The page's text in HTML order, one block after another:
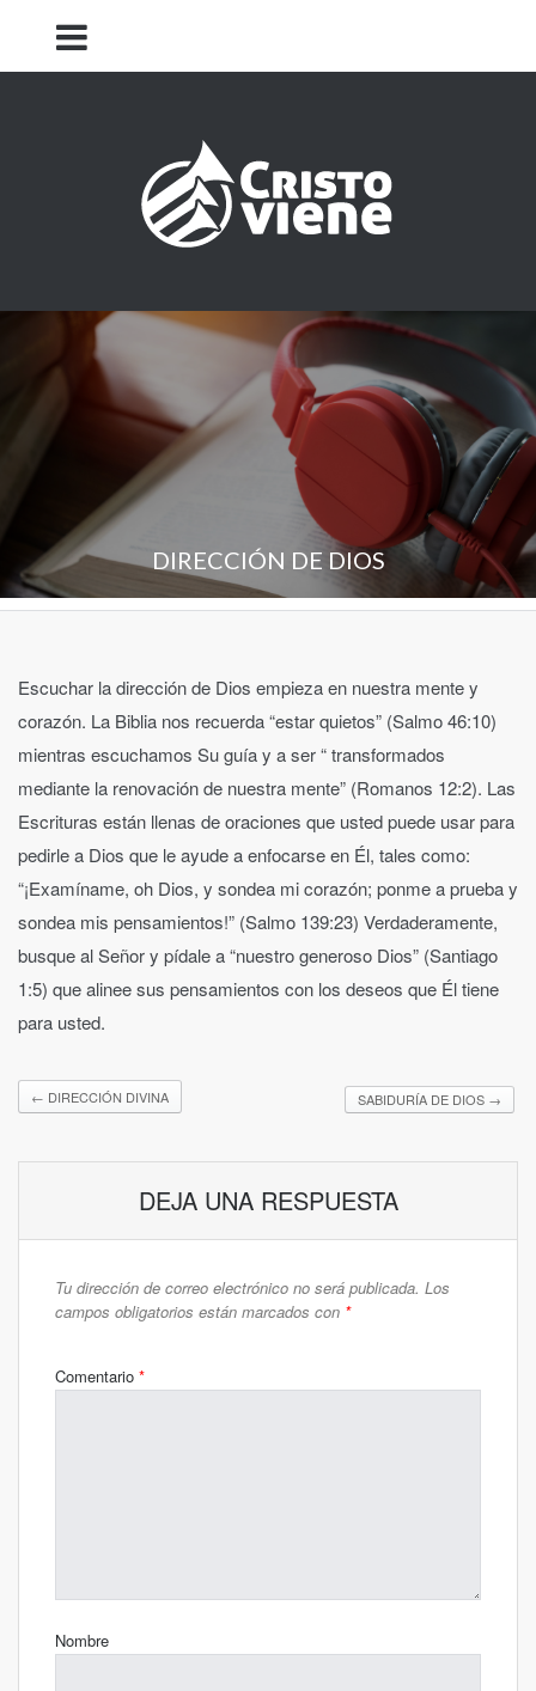
DIRECCIÓN DE DIOS
Escuchar la dirección de Dios empieza en nuestra mente y
corazón. La Biblia nos recuerda “estar quietos” (Salmo 46:10)
mientras escuchamos Su guía y a ser “ transformados
mediante la renovación de nuestra mente” (Romanos 12:2). Las
Escrituras están llenas de oraciones que usted puede usar para
pedirle a Dios que le ayude a enfocarse en Él, tales como:
“¡Examíname, oh Dios, y sondea mi corazón; ponme a prueba y
sondea mis pensamientos!” (Salmo 139:23) Verdaderamente,
busque al Señor y pídale a “nuestro generoso Dios” (Santiago
1:5) que alinee sus pensamientos con los deseos que Él tiene
para usted.
← DIRECCIÓN DIVINA SABIDURÍA DE DIOS →
DEJA UNA RESPUESTA
Tu dirección de correo electrónico no será publicada. Los
campos obligatorios están marcados con *
Comentario *
Nombre